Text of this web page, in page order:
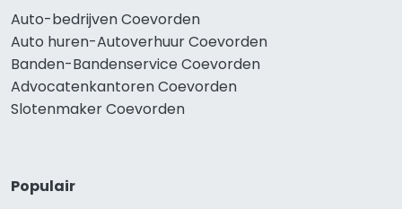
Auto-bedrijven Coevorden
Auto huren-Autoverhuur Coevorden
Banden-Bandenservice Coevorden
Advocatenkantoren Coevorden
Slotenmaker Coevorden
Populair